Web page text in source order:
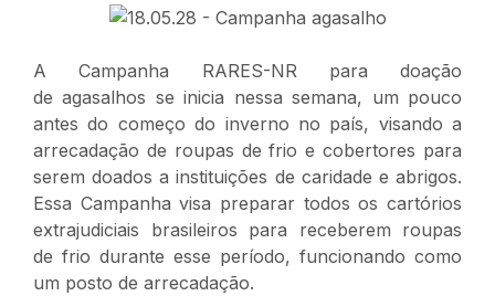
A Campanha RARES-NR para doação
de agasalhos se inicia nessa semana, um pouco
antes do começo do inverno no país, visando a
arrecadação de roupas de frio e cobertores para
serem doados a instituições de caridade e abrigos.
Essa Campanha visa preparar todos os cartórios
extrajudiciais brasileiros para receberem roupas
de frio durante esse período, funcionando como
um posto de arrecadação.